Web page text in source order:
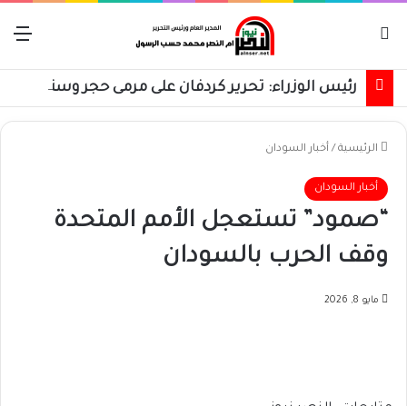
رئيس الوزراء: تحرير كردفان على مرمى حجر وسنسترد كل شبر
الرئيسية / أخبار السودان
أخبار السودان
“صمود” تستعجل الأمم المتحدة
وقف الحرب بالسودان
مايو 8, 2026